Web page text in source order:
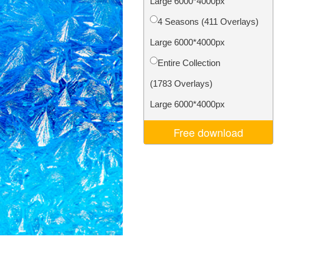
Video Editing Services
4 Seasons (411 Overlays)
Large 6000*4000px
Entire Collection
(1783 Overlays)
Large 6000*4000px
Free download